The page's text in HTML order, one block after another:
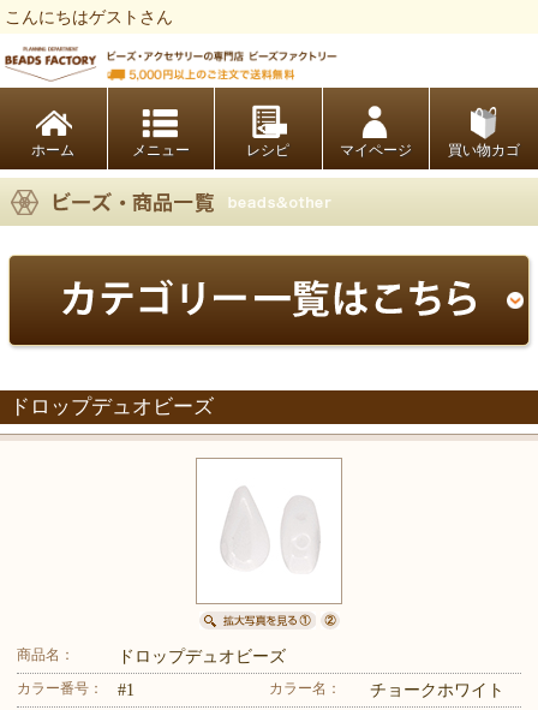
こんにちはゲストさん
ホーム レシピ マイページ 買い物カゴ
ドロップデュオビーズ
商品名： ドロップデュオビーズ
カラー番号： #1 カラー名： チョークホワイト